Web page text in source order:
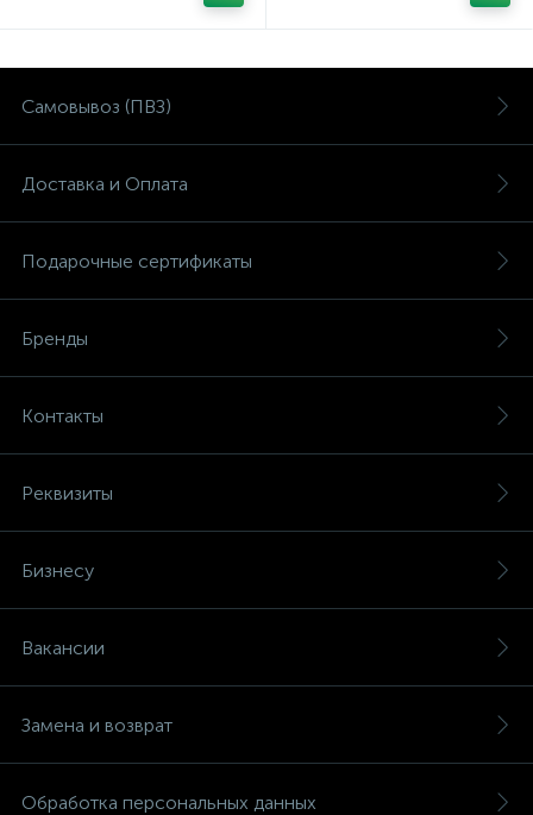
Самовывоз (ПВЗ)
Доставка и Оплата
Подарочные сертификаты
Бренды
Контакты
Реквизиты
Бизнесу
Вакансии
Замена и возврат
Обработка персональных данных